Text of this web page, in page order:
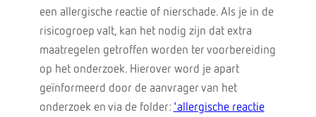
een allergische reactie of nierschade. Als je in de
risicogroep valt, kan het nodig zijn dat extra
maatregelen getroffen worden ter voorbereiding
op het onderzoek. Hierover word je apart
geïnformeerd door de aanvrager van het
onderzoek en via de folder: 'allergische reactie